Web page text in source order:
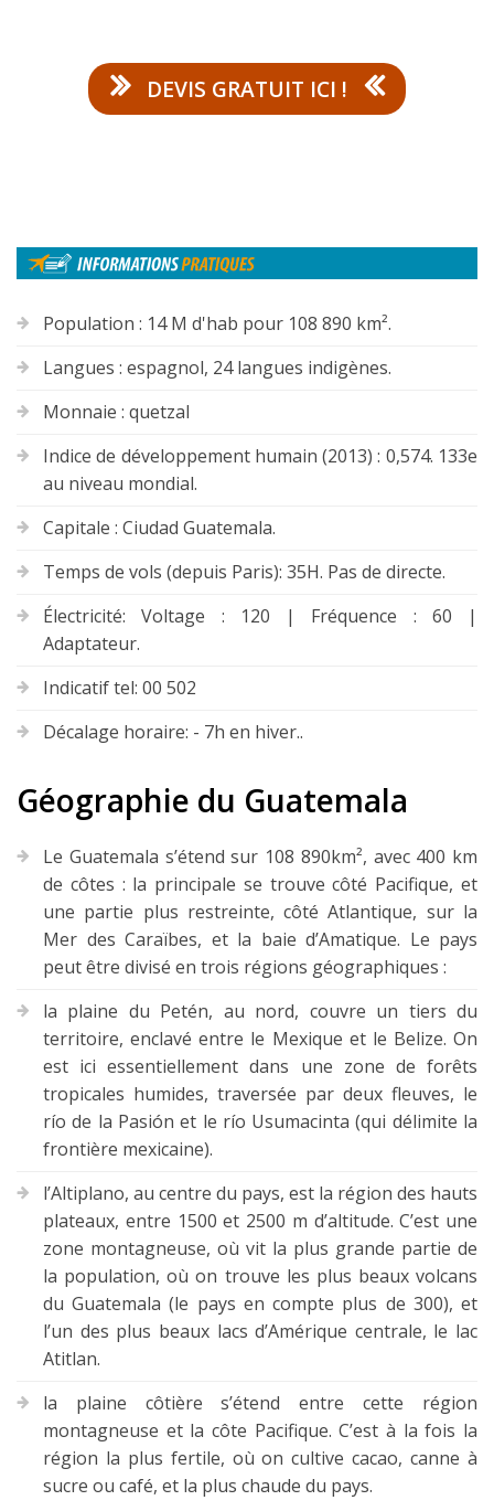
DEVIS GRATUIT ICI !
Population : 14 M d'hab pour 108 890 km².
Langues : espagnol, 24 langues indigènes.
Monnaie : quetzal
Indice de développement humain (2013) : 0,574. 133e
au niveau mondial.
Capitale : Ciudad Guatemala.
Temps de vols (depuis Paris): 35H. Pas de directe.
Électricité: Voltage : 120 | Fréquence : 60 |
Adaptateur.
Indicatif tel: 00 502
Décalage horaire: - 7h en hiver..
Géographie du Guatemala
Le Guatemala s’étend sur 108 890km², avec 400 km
de côtes : la principale se trouve côté Pacifique, et
une partie plus restreinte, côté Atlantique, sur la
Mer des Caraïbes, et la baie d’Amatique. Le pays
peut être divisé en trois régions géographiques :
la plaine du Petén, au nord, couvre un tiers du
territoire, enclavé entre le Mexique et le Belize. On
est ici essentiellement dans une zone de forêts
tropicales humides, traversée par deux fleuves, le
río de la Pasión et le río Usumacinta (qui délimite la
frontière mexicaine).
l’Altiplano, au centre du pays, est la région des hauts
plateaux, entre 1500 et 2500 m d’altitude. C’est une
zone montagneuse, où vit la plus grande partie de
la population, où on trouve les plus beaux volcans
du Guatemala (le pays en compte plus de 300), et
l’un des plus beaux lacs d’Amérique centrale, le lac
Atitlan.
la plaine côtière s’étend entre cette région
montagneuse et la côte Pacifique. C’est à la fois la
région la plus fertile, où on cultive cacao, canne à
sucre ou café, et la plus chaude du pays.